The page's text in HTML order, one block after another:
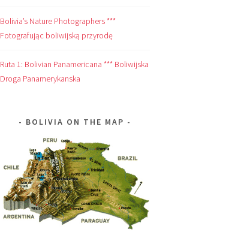
Bolivia’s Nature Photographers ***
Fotografując boliwijską przyrodę
Ruta 1: Bolivian Panamericana *** Boliwijska
Droga Panamerykanska
BOLIVIA ON THE MAP